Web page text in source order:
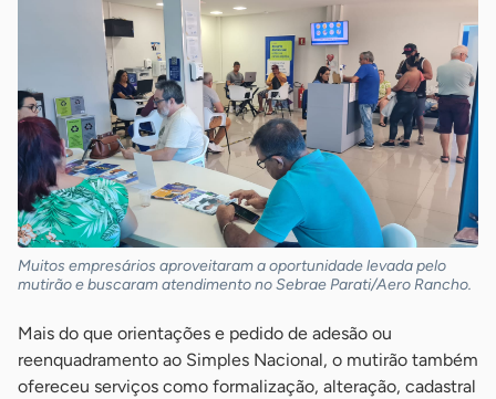
Muitos empresários aproveitaram a oportunidade levada pelo
mutirão e buscaram atendimento no Sebrae Parati/Aero Rancho.
Mais do que orientações e pedido de adesão ou
reenquadramento ao Simples Nacional, o mutirão também
ofereceu serviços como formalização, alteração, cadastral